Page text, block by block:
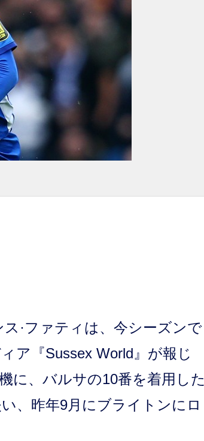
·ファティは、今シーズンで
ア『Sussex World』が報じ
に、バルサの10番を着用した
、昨年9月にブライトンにロ